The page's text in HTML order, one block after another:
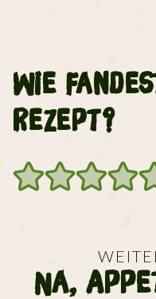
Wie
Rezept?
Na,